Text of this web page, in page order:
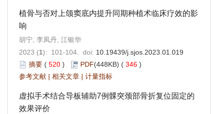
植骨与否对上颌窦底内提升同期种植术临床疗效的影
响
胡宁, 李凤丹, 江银华
2023 (1): 101-104. doi: 10.19439/j.sjos.2023.01.019
摘要 ( 520 ) PDF(448KB) ( 346 )
参考文献 | 相关文章 | 计量指标
虚拟手术结合导板辅助7例髁突颈部骨折复位固定的
效果评价